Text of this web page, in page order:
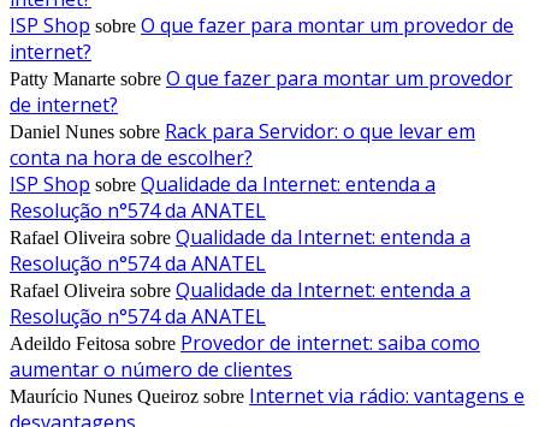
ISP Shop sobre O que fazer para montar um provedor de
internet?
Patty Manarte sobre O que fazer para montar um provedor
de internet?
Daniel Nunes sobre Rack para Servidor: o que levar em
conta na hora de escolher?
ISP Shop sobre Qualidade da Internet: entenda a
Resolução n°574 da ANATEL
Rafael Oliveira sobre Qualidade da Internet: entenda a
Resolução n°574 da ANATEL
Rafael Oliveira sobre Qualidade da Internet: entenda a
Resolução n°574 da ANATEL
Adeildo Feitosa sobre Provedor de internet: saiba como
aumentar o número de clientes
Maurício Nunes Queiroz sobre Internet via rádio: vantagens e
desvantagens